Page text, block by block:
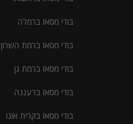
בודי מסאז ברמלה
בודי מסאז ברמת השרון
בודי מסאז ברמת גן
בודי מסאז ברעננה
בודי מסאז בקרית אונו